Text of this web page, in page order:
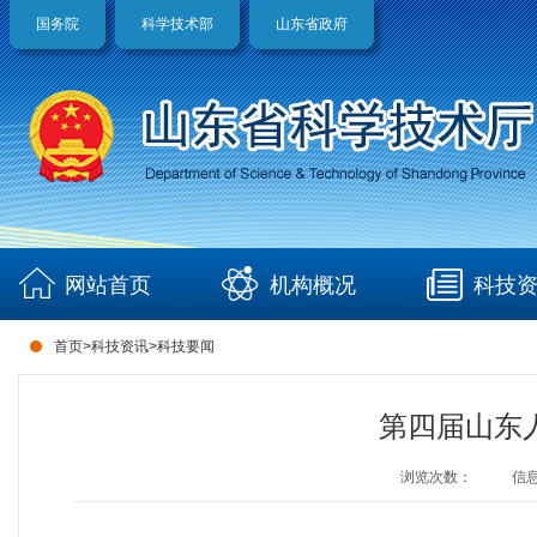
国务院 科学技术部 山东省政府
网站首页 机构概况 科技
首页>科技资讯>科技要闻
第四届山东
浏览次数： 信